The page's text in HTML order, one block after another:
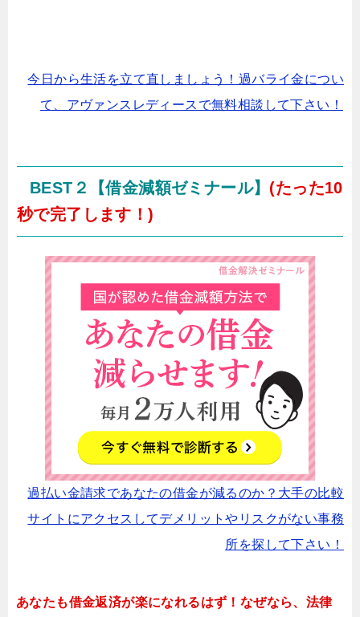
今日から生活を立て直しましょう！過バライ金につい
て、アヴァンスレディースで無料相談して下さい！
BEST２【借金減額ゼミナール】 (たった10
秒で完了します！)
過払い金請求であなたの借金が減るのか？大手の比較
サイトにアクセスしてデメリットやリスクがない事務
所を探して下さい！
あなたも借金返済が楽になれるはず！なぜなら、法律